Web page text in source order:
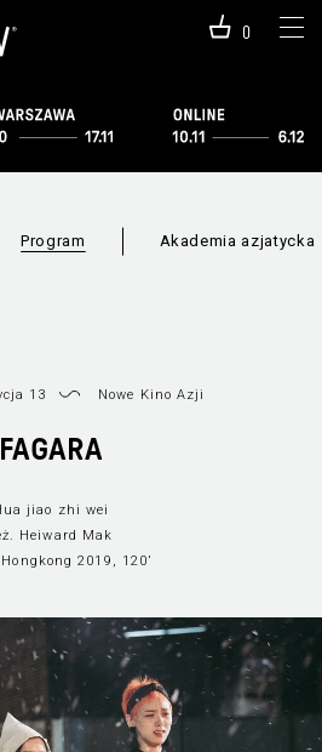
0
Program
Informacje o
programie
Akademia azjatycka
13 Nowe Kino Azji
FAGARA
jiao zhi wei
Heiward Mak
2019, 120’